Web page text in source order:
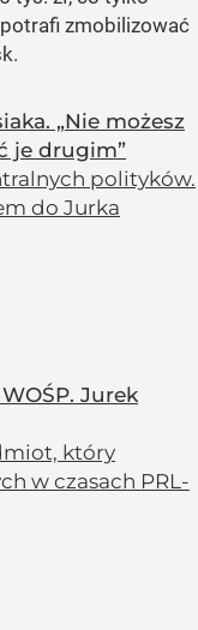
zmobilizować
„Nie możesz
je drugim”
polityków.
do Jurka
Jurek
który
w czasach PRL-